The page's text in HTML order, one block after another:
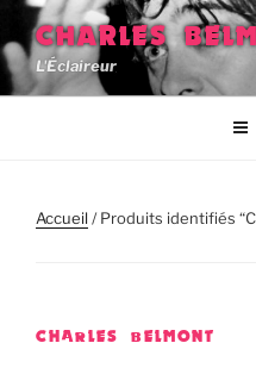
Aller
au
contenu
principal
CHARLES
L'Éclaireur
Accueil/ Produits identifiés
CHARLES BELMONT